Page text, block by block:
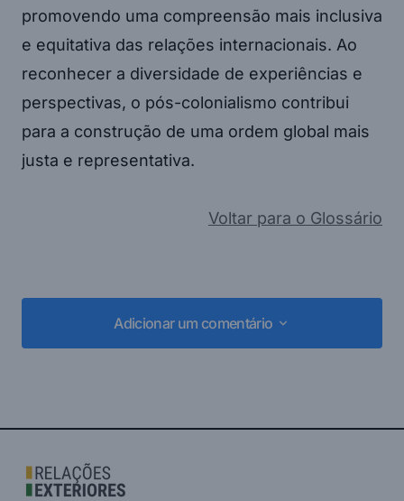
promovendo uma compreensão mais inclusiva
e equitativa das relações internacionais. Ao
reconhecer a diversidade de experiências e
perspectivas, o pós-colonialismo contribui
para a construção de uma ordem global mais
justa e representativa.
Voltar para o Glossário
Adicionar um comentário
Adicionar um comentário
login